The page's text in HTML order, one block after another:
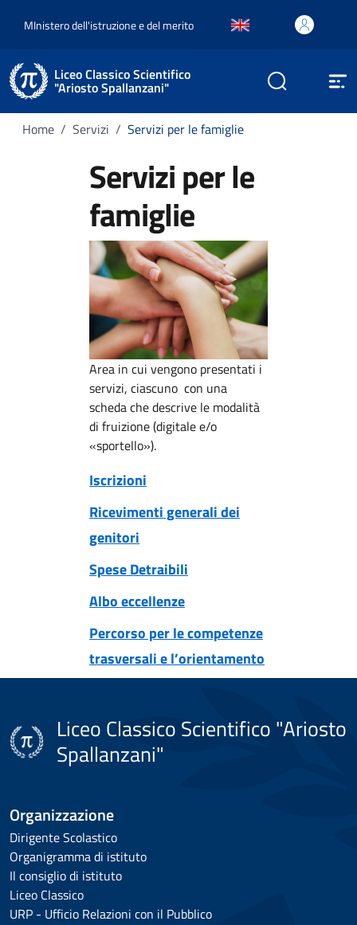
MInistero dell'istruzione e del merito
Liceo Classico Scientifico
"Ariosto Spallanzani"
Home Servizi Servizi per le famiglie
Servizi per le
famiglie
Area in cui vengono presentati i
servizi, ciascuno con una
scheda che descrive le modalità
di fruizione (digitale e/o
«sportello»).
Iscrizioni
Ricevimenti generali dei
genitori
Spese Detraibili
Albo eccellenze
Percorso per le competenze
trasversali e l’orientamento
Liceo Classico Scientifico "Ariosto
Spallanzani"
Organizzazione
Dirigente Scolastico
Organigramma di istituto
Il consiglio di istituto
Liceo Classico
URP - Ufficio Relazioni con il Pubblico